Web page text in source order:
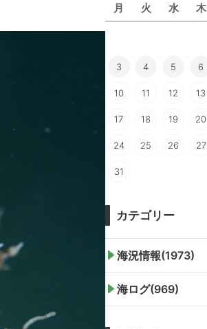
月 火 水 木
3 4 5 6
10 11 12 13
17 18 19 20
24 25 26 27
31
カテゴリー
海況情報(1973)
海ログ(969)